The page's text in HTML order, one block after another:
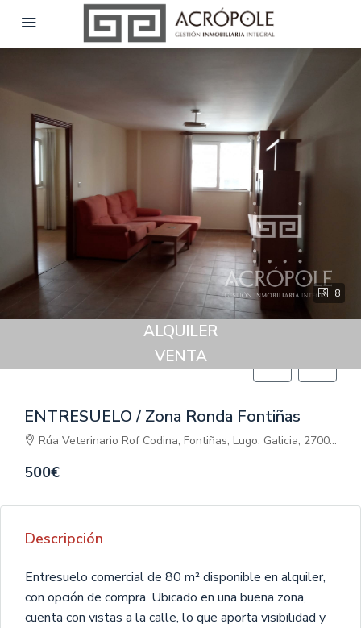
8
ALQUILER
VENTA
ENTRESUELO / Zona Ronda Fontiñas
Rúa Veterinario Rof Codina, Fontiñas, Lugo, Galicia, 27002, España
500€
Descripción
Entresuelo comercial de 80 m² disponible en alquiler,
con opción de compra. Ubicado en una buena zona,
cuenta con vistas a la calle, lo que aporta visibilidad y